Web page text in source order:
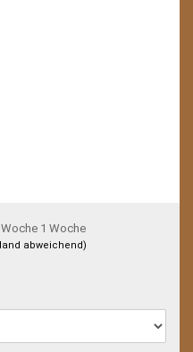
1 Woche
abweichend)